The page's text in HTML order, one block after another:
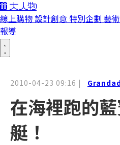
線上購物 設計創意 特別企劃 藝
報導
2010-04-23 09:16 |
在海裡跑的
艇！